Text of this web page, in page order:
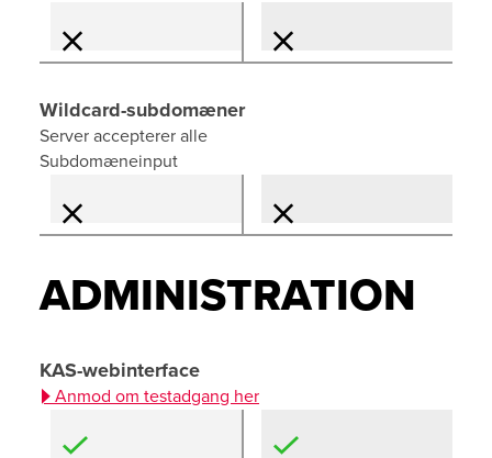
Wildcard-subdomæner
Server accepterer alle
Subdomæneinput
ADMINISTRATION
KAS-webinterface
Anmod om testadgang her